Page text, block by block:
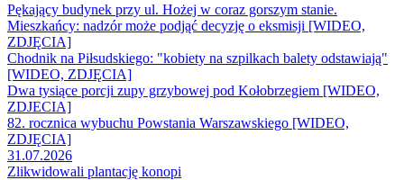
Pękający budynek przy ul. Hożej w coraz gorszym stanie.
Mieszkańcy: nadzór może podjąć decyzję o eksmisji [WIDEO,
ZDJĘCIA]
Chodnik na Piłsudskiego: "kobiety na szpilkach balety odstawiają"
[WIDEO, ZDJĘCIA]
Dwa tysiące porcji zupy grzybowej pod Kołobrzegiem [WIDEO,
ZDJECIA]
82. rocznica wybuchu Powstania Warszawskiego [WIDEO,
ZDJĘCIA]
31.07.2026
Zlikwidowali plantację konopi